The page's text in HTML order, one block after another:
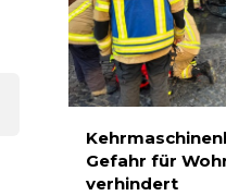
Gefahr für
verhindert